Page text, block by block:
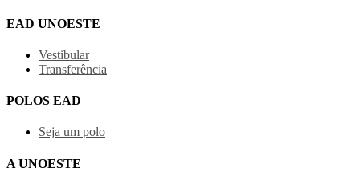
EAD UNOESTE
Vestibular
Transferência
POLOS EAD
Seja um polo
A UNOESTE